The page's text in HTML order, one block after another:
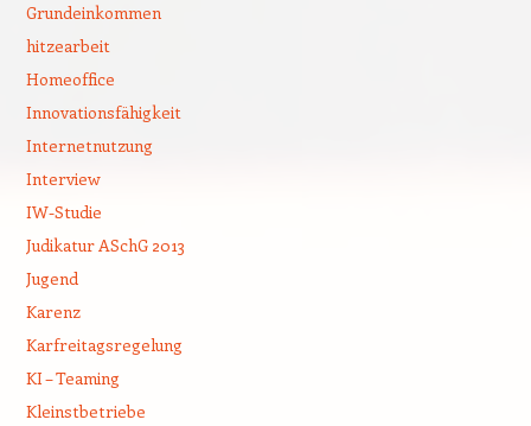
Grundeinkommen
hitzearbeit
Homeoffice
Innovationsfähigkeit
Internetnutzung
Interview
IW-Studie
Judikatur ASchG 2013
Jugend
Karenz
Karfreitagsregelung
KI – Teaming
Kleinstbetriebe